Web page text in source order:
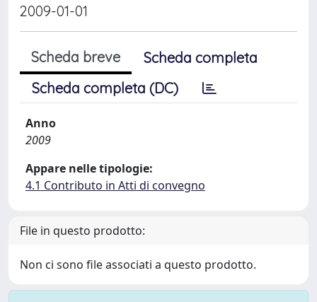
2009-01-01
Scheda breve
Scheda completa
Scheda completa (DC)
Anno
2009
Appare nelle tipologie:
4.1 Contributo in Atti di convegno
File in questo prodotto:
Non ci sono file associati a questo prodotto.